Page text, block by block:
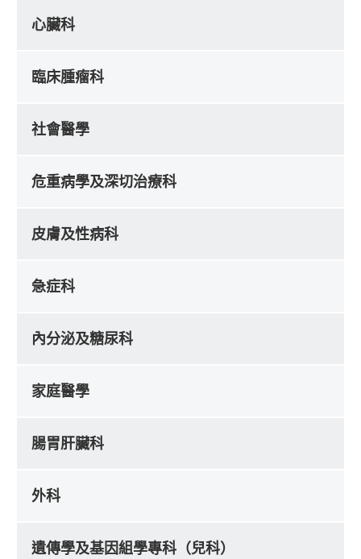
心臟科
臨床腫瘤科
社會醫學
危重病學及深切治療科
皮膚及性病科
急症科
內分泌及糖尿科
家庭醫學
腸胃肝臟科
外科
遺傳學及基因組學專科（兒科）